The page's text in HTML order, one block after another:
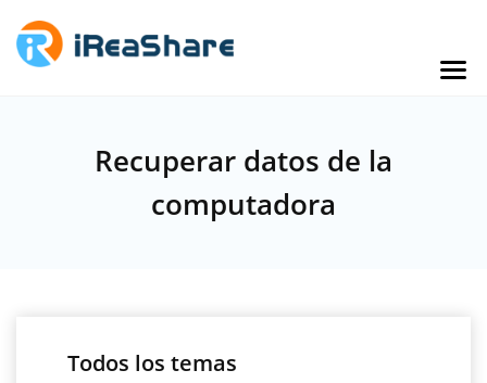
Recuperar datos de la
computadora
Todos los temas